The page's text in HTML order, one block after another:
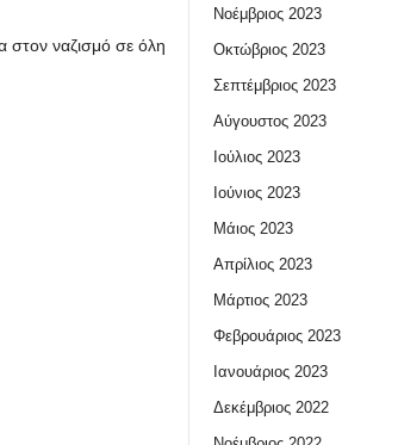
στον ναζισμό σε όλη
Νοέμβριος 2023
Οκτώβριος 2023
Σεπτέμβριος 2023
Αύγουστος 2023
Ιούλιος 2023
Ιούνιος 2023
Μάιος 2023
Απρίλιος 2023
Μάρτιος 2023
Φεβρουάριος 2023
Ιανουάριος 2023
Δεκέμβριος 2022